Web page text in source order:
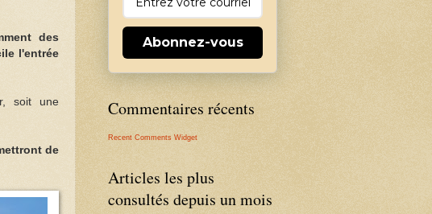
des
l'entrée
soit une
de
Abonnez-vous
Commentaires récents
Recent Comments Widget
Articles les plus
consultés depuis un mois